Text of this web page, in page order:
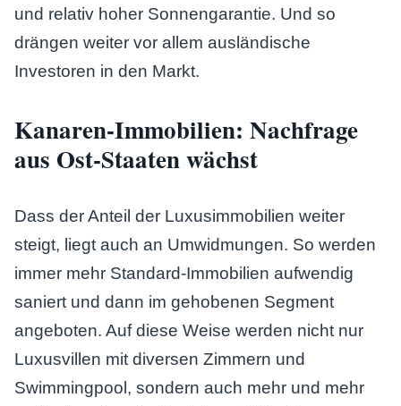
und relativ hoher Sonnengarantie. Und so
drängen weiter vor allem ausländische
Investoren in den Markt.
Kanaren-Immobilien: Nachfrage
aus Ost-Staaten wächst
Dass der Anteil der Luxusimmobilien weiter
steigt, liegt auch an Umwidmungen. So werden
immer mehr Standard-Immobilien aufwendig
saniert und dann im gehobenen Segment
angeboten. Auf diese Weise werden nicht nur
Luxusvillen mit diversen Zimmern und
Swimmingpool, sondern auch mehr und mehr